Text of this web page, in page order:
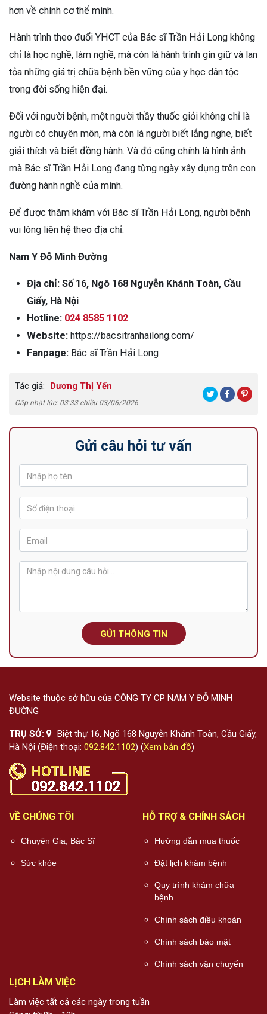
hơn về chính cơ thể mình.
Hành trình theo đuổi YHCT của Bác sĩ Trần Hải Long không
chỉ là học nghề, làm nghề, mà còn là hành trình gìn giữ và lan
tỏa những giá trị chữa bệnh bền vững của y học dân tộc
trong đời sống hiện đại.
Đối với người bệnh, một người thầy thuốc giỏi không chỉ là
người có chuyên môn, mà còn là người biết lắng nghe, biết
giải thích và biết đồng hành. Và đó cũng chính là hình ảnh
mà Bác sĩ Trần Hải Long đang từng ngày xây dựng trên con
đường hành nghề của mình.
Để được thăm khám với Bác sĩ Trần Hải Long, người bệnh
vui lòng liên hệ theo địa chỉ.
Nam Y Đỗ Minh Đường
Địa chỉ: Số 16, Ngõ 168 Nguyễn Khánh Toàn, Cầu
Giấy, Hà Nội
Hotline: 024 8585 1102
Website: https://bacsitranhailong.com/
Fanpage: Bác sĩ Trần Hải Long
Tác giả: Dương Thị Yến
Cập nhật lúc: 03:33 chiều 03/06/2026
Gửi câu hỏi tư vấn
GỬI THÔNG TIN
Website thuộc sở hữu của CÔNG TY CP NAM Y ĐỖ MINH
ĐƯỜNG
TRỤ SỞ:
Biệt thự 16, Ngõ 168 Nguyễn Khánh Toàn, Cầu Giấy,
Hà Nội (Điện thoại: 092.842.1102) (Xem bản đồ)
VỀ CHÚNG TÔI
Chuyên Gia, Bác Sĩ
Sức khỏe
HỖ TRỢ & CHÍNH SÁCH
Hướng dẫn mua thuốc
Đặt lịch khám bệnh
Quy trình khám chữa
bệnh
Chính sách điều khoản
Chính sách bảo mật
Chính sách vận chuyển
LỊCH LÀM VIỆC
Làm việc tất cả các ngày trong tuần